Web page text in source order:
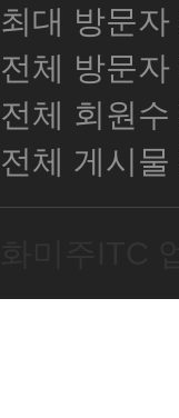
최대 방문자
전체 방문자
전체 회원수
전체 게시물